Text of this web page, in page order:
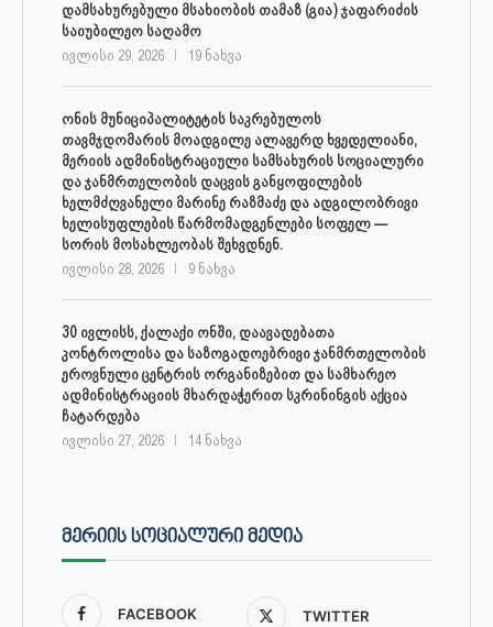
დამსახურებული მსახიობის თამაზ (გია) ჯაფარიძის
საიუბილეო საღამო
ივლისი 29, 2026 19 ნახვა
ონის მუნიციპალიტეტის საკრებულოს
თავმჯდომარის მოადგილე ალავერდ ხვედელიანი,
მერიის ადმინისტრაციული სამსახურის სოციალური
და ჯანმრთელობის დაცვის განყოფილების
ხელმძღვანელი მარინე რაზმაძე და ადგილობრივი
ხელისუფლების წარმომადგენლები სოფელ —
სორის მოსახლეობას შეხვდნენ.
ივლისი 28, 2026 9 ნახვა
30 ივლისს, ქალაქი ონში, დაავადებათა
კონტროლისა და საზოგადოებრივი ჯანმრთელობის
ეროვნული ცენტრის ორგანიზებით და სამხარეო
ადმინისტრაციის მხარდაჭერით სკრინინგის აქცია
ჩატარდება
ივლისი 27, 2026 14 ნახვა
ᲛᲔᲠᲘᲘᲡ ᲡᲝᲪᲘᲐᲚᲣᲠᲘ ᲛᲔᲓᲘᲐ
FACEBOOK TWITTER